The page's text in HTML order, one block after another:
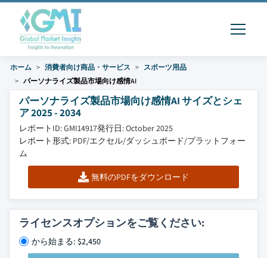
ホーム 消費者向け商品・サービス
スポーツ用品
パーソナライズ製品市場向け感情AI
パーソナライズ製品市場向け感情AI サイズとシェ
ア 2025 - 2034
レポートID: GMI14917発行日: October 2025
レポート形式: PDF/エクセル/ダッシュボード/プラットフォー
ム
無料のPDFをダウンロード
ライセンスオプションをご覧ください:
から始まる: $2,450